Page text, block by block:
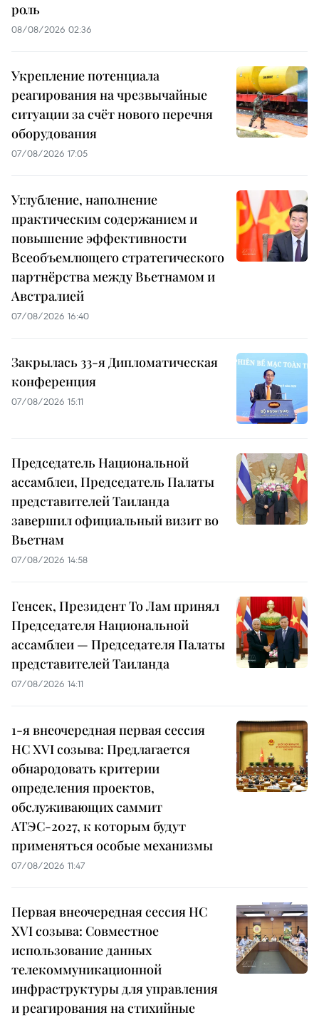
роль
08/08/2026 02:36
Укрепление потенциала
реагирования на чрезвычайные
ситуации за счёт нового перечня
оборудования
07/08/2026 17:05
Углубление, наполнение
практическим содержанием и
повышение эффективности
Всеобъемлющего стратегического
партнёрства между Вьетнамом и
Австралией
07/08/2026 16:40
Закрылась 33-я Дипломатическая
конференция
07/08/2026 15:11
Председатель Национальной
ассамблеи, Председатель Палаты
представителей Таиланда
завершил официальный визит во
Вьетнам
07/08/2026 14:58
Генсек, Президент То Лам принял
Председателя Национальной
ассамблеи — Председателя Палаты
представителей Таиланда
07/08/2026 14:11
1-я внеочередная первая сессия
НС XVI созыва: Предлагается
обнародовать критерии
определения проектов,
обслуживающих саммит
АТЭС-2027, к которым будут
применяться особые механизмы
07/08/2026 11:47
Первая внеочередная сессия НС
XVI созыва: Совместное
использование данных
телекоммуникационной
инфраструктуры для управления
и реагирования на стихийные